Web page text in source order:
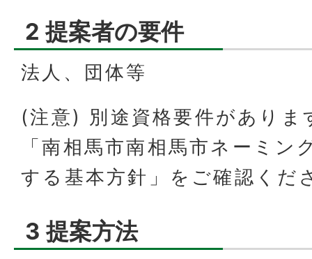
2 提案者の要件
法人、団体等
(注意) 別途資格要件がありま
「南相馬市南相馬市ネーミン
する基本方針」をご確認くだ
3 提案方法